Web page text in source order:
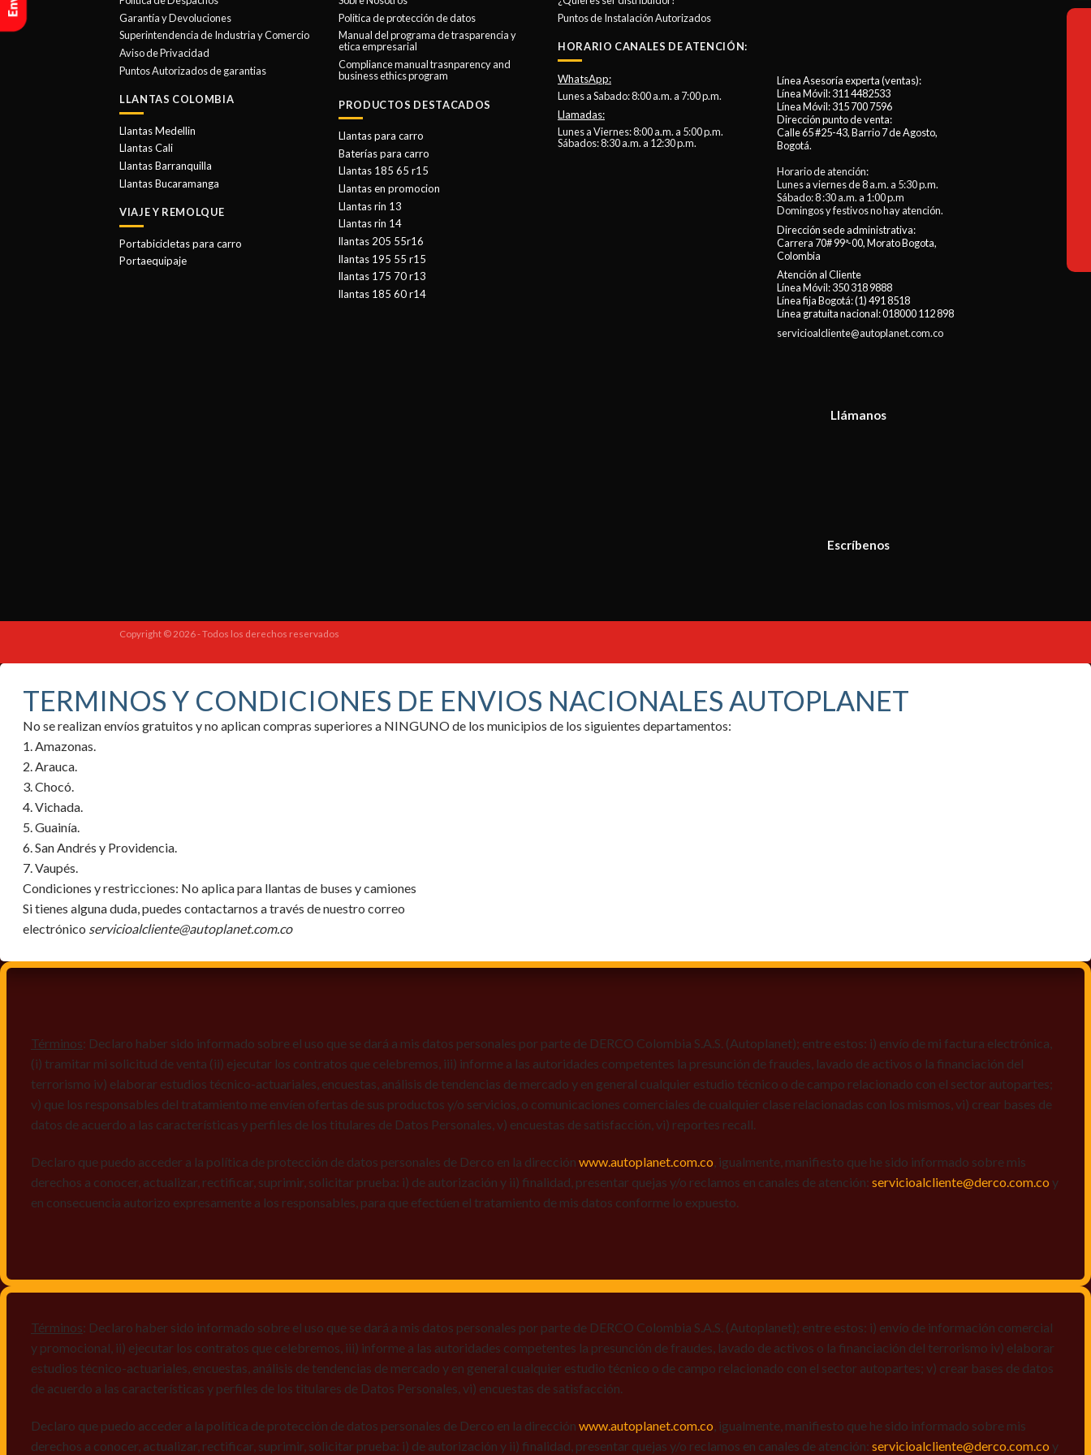
se
pueden
en
la
se
la
de
producto
Garantía y Devoluciones
Superintendencia de Industria y Comercio
Aviso de Privacidad
Puntos Autorizados de garantias
LLANTAS COLOMBIA
Llantas Medellin
Llantas Cali
Llantas Barranquilla
Llantas Bucaramanga
VIAJE Y REMOLQUE
Portabicicletas para carro
Portaequipaje
Politica de protección de datos
Manual del programa de trasparencia y
etica empresarial
Compliance manual trasnparency and
business ethics program
PRODUCTOS DESTACADOS
Llantas para carro
Baterías para carro
Llantas 185 65 r15
Llantas en promocion
Llantas rin 13
Llantas rin 14
llantas 205 55r16
llantas 195 55 r15
llantas 175 70 r13
llantas 185 60 r14
Puntos de Instalación Autorizados
HORARIO CANALES DE ATENCIÓN:
WhatsApp:
Lunes a Sabado: 8:00 a.m. a 7:00 p.m.
Llamadas:
Lunes a Viernes: 8:00 a.m. a 5:00 p.m.
Sábados: 8:30 a.m. a 12:30 p.m.
Línea Asesoría experta (ventas):
Línea Móvil:311 4482533
Línea Móvil:315 700 7596
Dirección punto de venta:
Calle 65 #25-43, Barrio 7 de Agosto,
Bogotá.
Horario de atención:
Lunes a viernes de 8 a.m. a 5:30 p.m.
Sábado: 8 :30 a.m. a 1:00 p.m
Domingos y festivos no hay atención.
Dirección sede administrativa:
Carrera 70# 99ª-00, Morato Bogota,
Colombia
Atención al Cliente
Línea Móvil:350 318 9888
Línea fija Bogotá:(1) 491 8518
Línea gratuita nacional:018000 112 898
servicioalcliente@autoplanet.com.co
Llámanos
Escríbenos
Copyright © 2026 - Todos los derechos reservados
TERMINOS Y CONDICIONES DE ENVIOS NACIONALES AUTOPLANET
No se realizan envíos gratuitos y no aplican compras superiores a NINGUNO de los municipios de los siguientes departamentos:
1. Amazonas.
2. Arauca.
3. Chocó.
4. Vichada.
5. Guainía.
6. San Andrés y Providencia.
7. Vaupés.
Condiciones y restricciones: No aplica para llantas de buses y camiones
Si tienes alguna duda, puedes contactarnos a través de nuestro correo
electrónico servicioalcliente@autoplanet.com.co
Términos: Declaro haber sido informado sobre el uso que se dará a mis datos personales por parte de DERCO Colombia S.A.S. (Autoplanet); entre estos: i) envío de mi factura electrónica,
(i) tramitar mi solicitud de venta (ii) ejecutar los contratos que celebremos, iii) informe a las autoridades competentes la presunción de fraudes, lavado de activos o la financiación del
terrorismo iv) elaborar estudios técnico-actuariales, encuestas, análisis de tendencias de mercado y en general cualquier estudio técnico o de campo relacionado con el sector autopartes;
v) que los responsables del tratamiento me envíen ofertas de sus productos y/o servicios, o comunicaciones comerciales de cualquier clase relacionadas con los mismos, vi) crear bases de
datos de acuerdo a las características y perfiles de los titulares de Datos Personales, v) encuestas de satisfacción, vi) reportes recall.
Declaro que puedo acceder a la política de protección de datos personales de Derco en la dirección www.autoplanet.com.co , igualmente, manifiesto que he sido informado sobre mis
derechos a conocer, actualizar, rectificar, suprimir, solicitar prueba: i) de autorización y ii) finalidad, presentar quejas y/o reclamos en canales de atención: servicioalcliente@derco.com.co y
en consecuencia autorizo expresamente a los responsables, para que efectúen el tratamiento de mis datos conforme lo expuesto.
Términos: Declaro haber sido informado sobre el uso que se dará a mis datos personales por parte de DERCO Colombia S.A.S. (Autoplanet); entre estos: i) envío de información comercial
y promocional, ii) ejecutar los contratos que celebremos, iii) informe a las autoridades competentes la presunción de fraudes, lavado de activos o la financiación del terrorismo iv) elaborar
estudios técnico-actuariales, encuestas, análisis de tendencias de mercado y en general cualquier estudio técnico o de campo relacionado con el sector autopartes; v) crear bases de datos
de acuerdo a las características y perfiles de los titulares de Datos Personales, vi) encuestas de satisfacción.
Declaro que puedo acceder a la política de protección de datos personales de Derco en la dirección www.autoplanet.com.co , igualmente, manifiesto que he sido informado sobre mis
derechos a conocer, actualizar, rectificar, suprimir, solicitar prueba: i) de autorización y ii) finalidad, presentar quejas y/o reclamos en canales de atención: servicioalcliente@derco.com.co y